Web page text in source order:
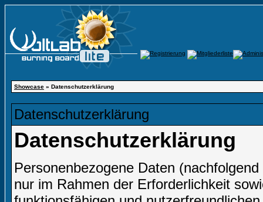
Showcase » Datenschutzerklärung
Datenschutzerklärung
Datenschutzerklärung
Personenbezogene Daten
nur im Rahmen der Erforderlichkeit